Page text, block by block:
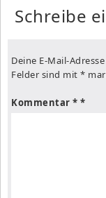
Schreibe
Deine E-Mail-
Felder sind mit *
Kommentar *